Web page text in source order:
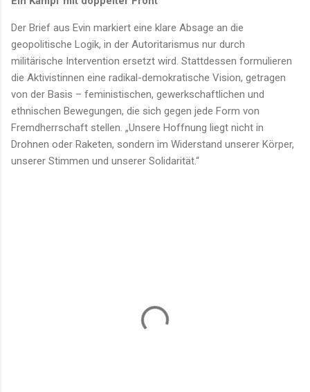
Der Brief aus Evin markiert eine klare Absage an die
geopolitische Logik, in der Autoritarismus nur durch
militärische Intervention ersetzt wird. Stattdessen formulieren
die Aktivistinnen eine radikal-demokratische Vision, getragen
von der Basis – feministischen, gewerkschaftlichen und
ethnischen Bewegungen, die sich gegen jede Form von
Fremdherrschaft stellen. „Unsere Hoffnung liegt nicht in
Drohnen oder Raketen, sondern im Widerstand unserer Körper,
unserer Stimmen und unserer Solidarität.“